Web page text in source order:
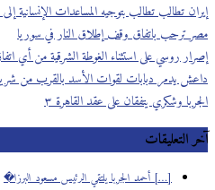
إيران تطالب تطالب بتوجيه المساعدات الإنسانية
مصر ترحب باتفاق وقف إطلاق النار في سوريا
إصرار روسي على استثناء الغوطة الشرقية من أي
داعش يدمر دبابات لقوات الأسد بالقرب من
الجربا وشكري يتفقان على عقد القاهرة ٣
آخر التعليقات
[…] أحمد الجربا يلتقي الرئيس مسعود البرزا�